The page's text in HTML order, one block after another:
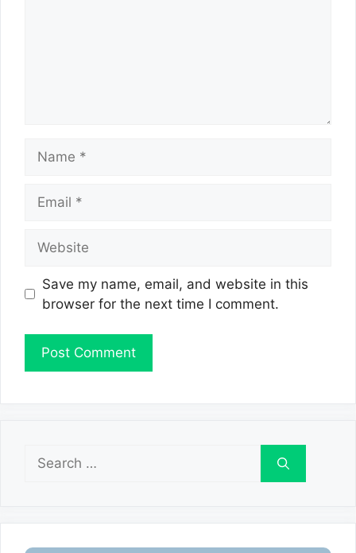
Save my name, email, and website in this
browser for the next time I comment.
Search
for: